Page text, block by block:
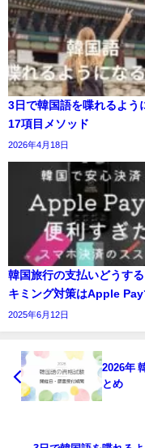
3日で韓国語を喋れるよう
17項目メソッド
2026年4月18日
韓国旅行の支払いどうす
キミング対策はApple Pay
2025年6月12日
2026年
とめ